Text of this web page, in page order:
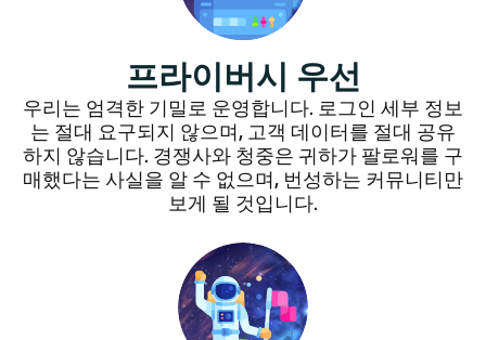
프라이버시 우선
우리는 엄격한 기밀로 운영합니다. 로그인 세부 정보
는 절대 요구되지 않으며, 고객 데이터를 절대 공유
하지 않습니다. 경쟁사와 청중은 귀하가 팔로워를 구
매했다는 사실을 알 수 없으며, 번성하는 커뮤니티만
보게 될 것입니다.